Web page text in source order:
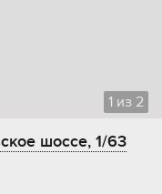
1 из 2
шоссе, 1/63